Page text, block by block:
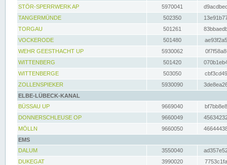
STÖR-SPERRWERK AP 5970041
TANGERMÜNDE
502350
TORGAU
501261
VOCKERODE
501480
WEHR GEESTHACHT UP
5930062
WITTENBERG
501420
WITTENBERGE
503050
ZOLLENSPIEKER
5930090
ELBE-LÜBECK-KANAL
BÜSSAU UP
9669040
DONNERSCHLEUSE OP
9660049
MÖLLN
9660050
EMS
DALUM
3550040
DUKEGAT
3990020